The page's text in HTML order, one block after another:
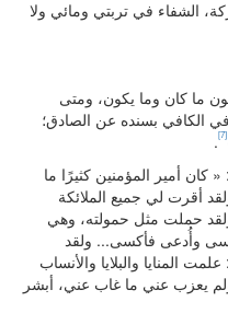
الشفاء في تربتي ومائي ولا
ما كان وما يكون، ومتى
الكافي بسنده عن الصادق؛
[7]
.
أمير المؤمنين كثيرًا ما
أقرت لي جميع الملائكة
حملت مثل حمولته، وهي
وأُدعى فأكسى... ولقد
المنايا والبلايا والأنساب
يعزب عني ما غاب عني، أبشر